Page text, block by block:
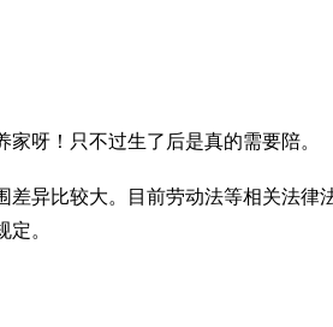
家呀！只不过生了后是真的需要陪。
异比较大。目前劳动法等相关法律
。